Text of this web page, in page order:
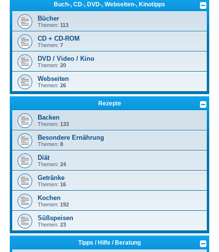
Buch-, CD-, DVD-, Webseiten-, Kinotipps
Bücher
Themen: 113
CD + CD-ROM
Themen: 7
DVD / Video / Kino
Themen: 20
Webseiten
Themen: 26
Rezepte
Backen
Themen: 133
Besondere Ernährung
Themen: 8
Diät
Themen: 24
Getränke
Themen: 16
Kochen
Themen: 192
Süßspeisen
Themen: 23
Tipps / Hilfe / Beratung